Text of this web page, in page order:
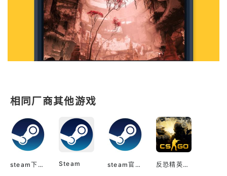
相同厂商其他游戏
steam下载手机端app Steam steam官方正版 反恐精英：全球攻势